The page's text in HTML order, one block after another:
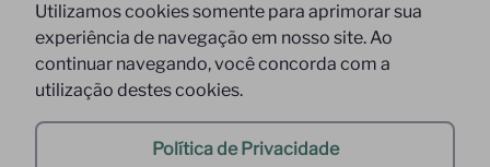
Utilizamos cookies somente para aprimorar sua
experiência de navegação em nosso site. Ao
continuar navegando, você concorda com a
utilização destes cookies.
Política de Privacidade